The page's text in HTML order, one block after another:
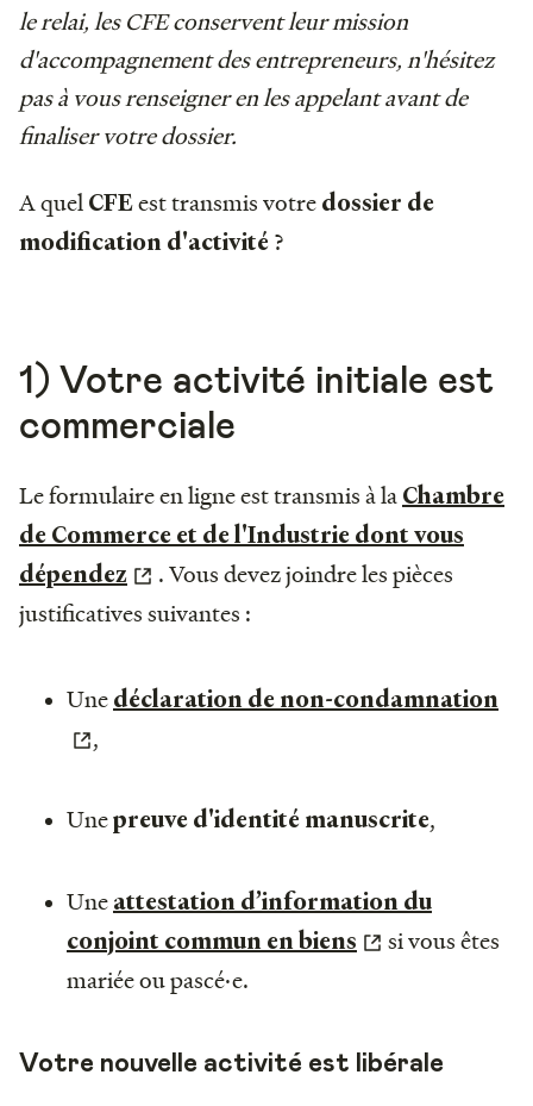
le relai, les CFE conservent leur mission
d'accompagnement des entrepreneurs, n'hésitez
pas à vous renseigner en les appelant avant de
finaliser votre dossier.
A quel CFEest transmis votre dossier de
modification d'activité ?
1) Votre activité initiale est
commerciale
Le formulaire en ligne est transmis à la Chambre
de Commerce et de l'Industrie dont vous
dépendez
. Vous devez joindre les pièces
justificatives suivantes :
Une déclaration de non-condamnation
,
Unepreuve d'identité manuscrite,
Une attestation d’information du
conjoint commun en biens
si vous êtes
mariée ou pascé·e.
Votre nouvelle activité est libérale